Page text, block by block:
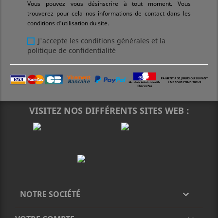
Vous pouvez vous désinscrire à tout moment. Vous
trouverez pour cela nos informations de contact dans les
conditions d'utilisation du site.
J'accepte les conditions générales et la
politique de confidentialité
VISITEZ NOS DIFFÉRENTS SITES WEB :
NOTRE SOCIÉTÉ 